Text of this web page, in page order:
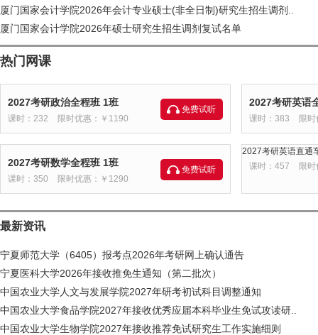
厦门国家会计学院2026年会计专业硕士(非全日制)研究生招生调剂..
厦门国家会计学院2026年硕士研究生招生调剂复试名单
热门网课
2027考研政治全程班 1班
课时：232 限时优惠：￥1190
免费试听
2027考研英语
课时：383 限
2027考研数学全程班 1班
课时：350 限时优惠：￥1290
免费试听
2027考研英语直通
课时：457
限
最新资讯
宁夏师范大学（6405）报考点2026年考研网上确认通告
宁夏医科大学2026年接收推免生通知（第二批次）
中国农业大学人文与发展学院2027年研考初试科目调整通知
中国农业大学食品学院2027年接收优秀应届本科毕业生免试攻读研..
中国农业大学生物学院2027年接收推荐免试研究生工作实施细则